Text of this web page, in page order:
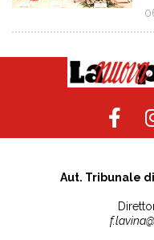
Aut. Tribunale